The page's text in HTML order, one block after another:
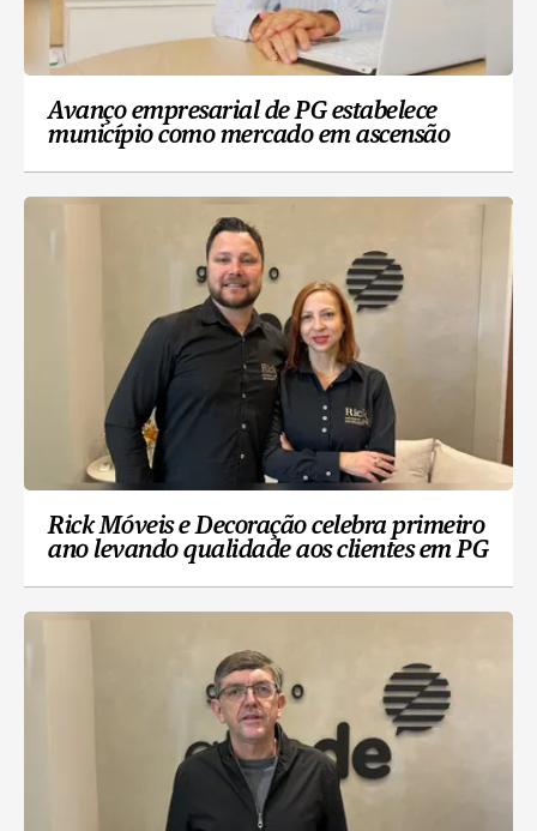
Avanço empresarial de PG estabelece
município como mercado em ascensão
Rick Móveis e Decoração celebra primeiro
ano levando qualidade aos clientes em PG